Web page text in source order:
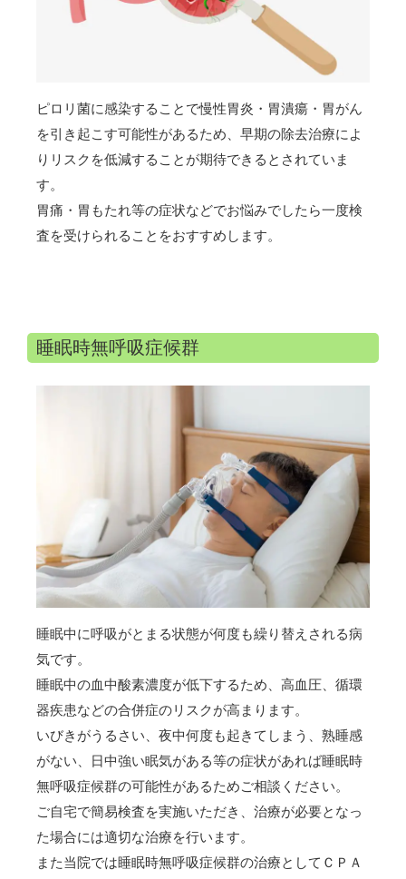
ピロリ菌に感染することで慢性胃炎・胃潰瘍・胃がん
を引き起こす可能性があるため、早期の除去治療によ
りリスクを低減することが期待できるとされていま
す。
胃痛・胃もたれ等の症状などでお悩みでしたら一度検
査を受けられることをおすすめします。
睡眠時無呼吸症候群
睡眠中に呼吸がとまる状態が何度も繰り替えされる病
気です。
睡眠中の血中酸素濃度が低下するため、高血圧、循環
器疾患などの合併症のリスクが高まります。
いびきがうるさい、夜中何度も起きてしまう、熟睡感
がない、日中強い眠気がある等の症状があれば睡眠時
無呼吸症候群の可能性があるためご相談ください。
ご自宅で簡易検査を実施いただき、治療が必要となっ
た場合には適切な治療を行います。
また当院では睡眠時無呼吸症候群の治療としてＣＰＡ